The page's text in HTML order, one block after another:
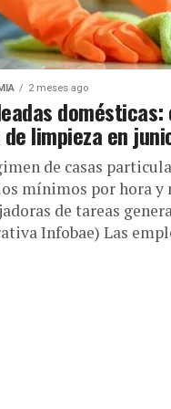
2 meses ago
limpieza en
de casas
mínimos por hora y
de tareas
Infobae) Las